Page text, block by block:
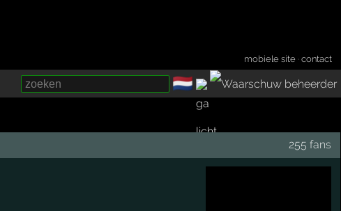
mobiele site ·contact
🇳🇱
255 fans